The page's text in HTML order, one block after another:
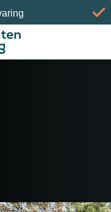
»Oppenheimstraat 59